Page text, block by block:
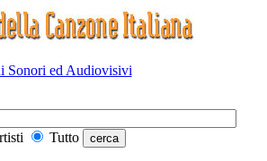
Sonori ed Audiovisivi
Tutto